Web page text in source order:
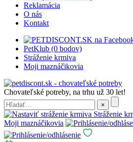
Reklamácia
O nás
Kontakt
PetKlub (0 bodov)
Stráženie krmiva
Moji maznáčikovia
Chovateľské potreby, na trhu už 30 let!
Stráženie
Moji maznáčikovia